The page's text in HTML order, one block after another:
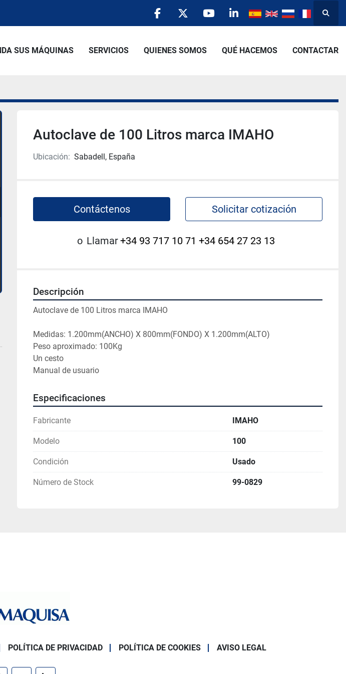
facebooktwitteryoutubelinkedin
SUS MÁQUINAS SERVICIOS QUIENES SOMOS QUÉ HACEMOS CONTACTAR
Autoclave de 100 Litros marca IMAHO
Ubicación: Sabadell, España
Contáctenos Solicitar cotización
o Llamar+34 93 717 10 71 +34 654 27 23 13
Descripción
Autoclave de 100 Litros marca IMAHO
Medidas: 1.200mm(ANCHO) X 800mm(FONDO) X 1.200mm(ALTO)
Peso aproximado: 100Kg
Un cesto
Manual de usuario
Especificaciones
Fabricante IMAHO
Modelo 100
Condición Usado
Número de Stock 99-0829
POLÍTICA DE PRIVACIDAD POLÍTICA DE COOKIES AVISO LEGAL